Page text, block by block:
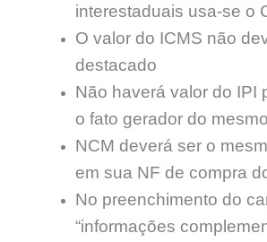
interestaduais usa-se o
O valor do ICMS não
destacado
Não haverá valor do IPI
o fato gerador do mesmo
NCM deverá ser o
em sua NF de compra
No preenchimento do
“informações